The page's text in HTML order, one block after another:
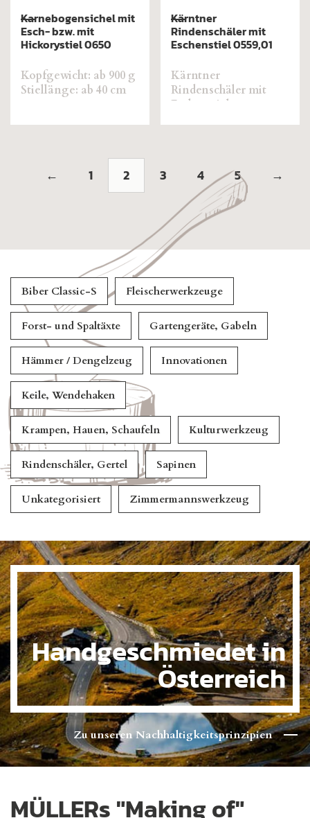
Karnebogensichel mit
Esch- bzw. mit
Hickorystiel 0650
Kopfgewicht: ab 900 g
Stiellänge: ab 40 cm
Kärntner
Rindenschäler mit
Eschenstiel 0559,01
Kärntner
Rindenschäler mit
Eschenstiel
← 1 2 3 4 5 →
Biber Classic-S Fleischerwerkzeuge
Forst- und Spaltäxte Gartengeräte, Gabeln
Hämmer / Dengelzeug Innovationen
Keile, Wendehaken
Krampen, Hauen, Schaufeln Kulturwerkzeug
Rindenschäler, Gertel Sapinen
Unkategorisiert Zimmermannswerkzeug
Handgeschmiedet in
Österreich
Zu unseren Nachhaltigkeitsprinzipien
MÜLLERs "Making of"